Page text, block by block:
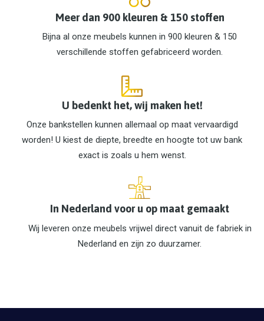
Meer dan 900 kleuren & 150 stoffen
Bijna al onze meubels kunnen in 900 kleuren & 150
verschillende stoffen gefabriceerd worden.
U bedenkt het, wij maken het!
Onze bankstellen kunnen allemaal op maat vervaardigd
worden! U kiest de diepte, breedte en hoogte tot uw bank
exact is zoals u hem wenst.
In Nederland voor u op maat gemaakt
Wij leveren onze meubels vrijwel direct vanuit de fabriek in
Nederland en zijn zo duurzamer.